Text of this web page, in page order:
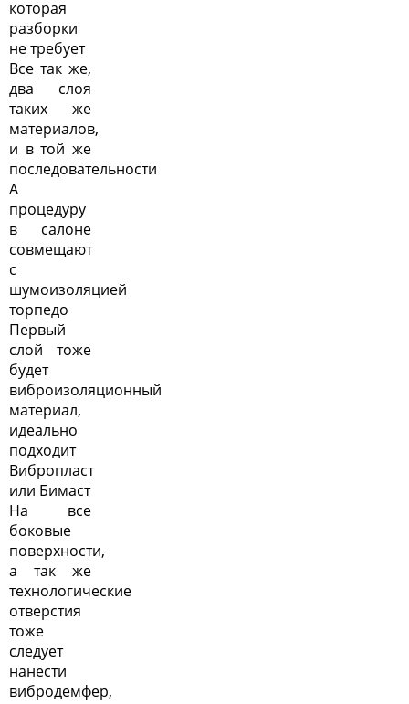
которая
разборки
не требует
Все так же,
два слоя
таких же
материалов,
и в той же
последовательности
А
процедуру
в салоне
совмещают
с
шумоизоляцией
торпедо
Первый
слой тоже
будет
виброизоляционный
материал,
идеально
подходит
Вибропласт
или Бимаст
На все
боковые
поверхности,
а так же
технологические
отверстия
тоже
следует
нанести
вибродемфер,